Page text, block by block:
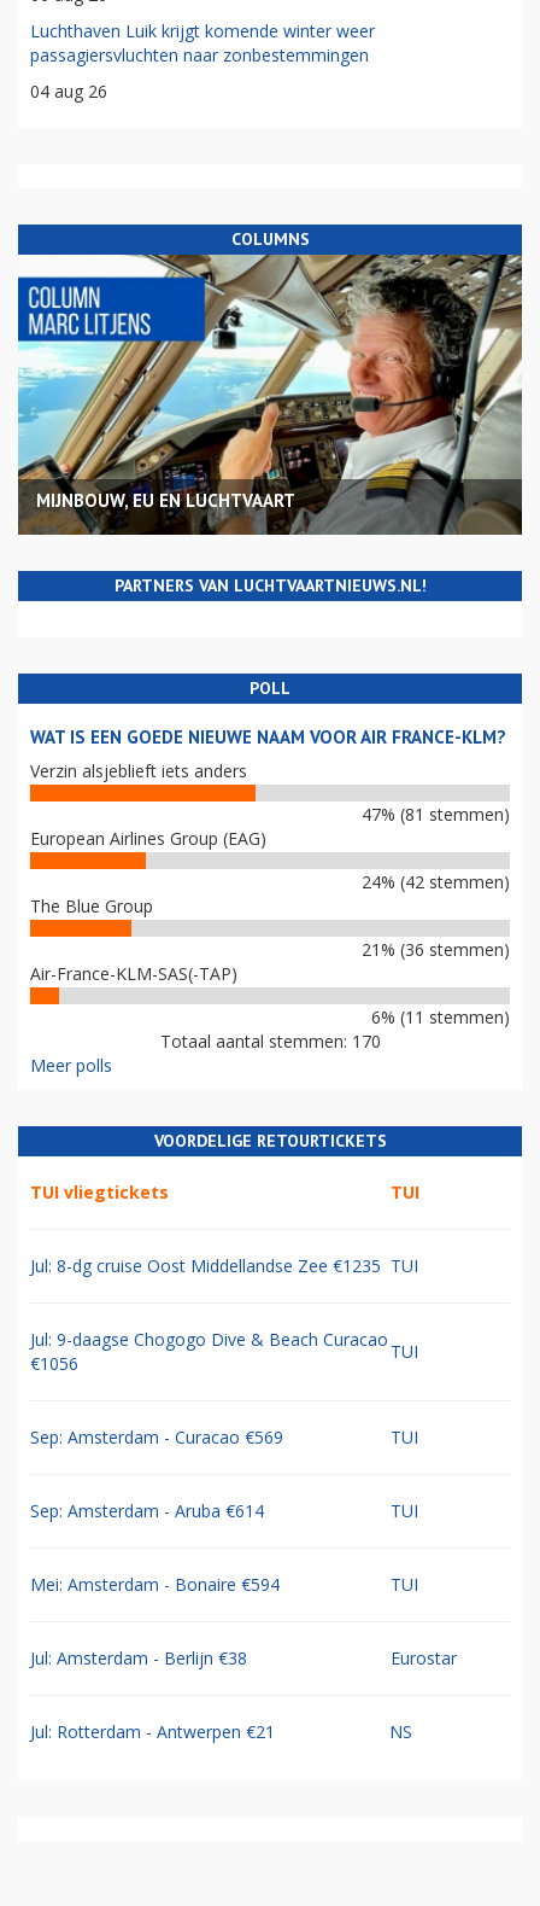
Luchthaven Luik krijgt komende winter weer
passagiersvluchten naar zonbestemmingen
04 aug 26
COLUMNS
MIJNBOUW, EU EN LUCHTVAART
PARTNERS VAN LUCHTVAARTNIEUWS.NL!
POLL
WAT IS EEN GOEDE NIEUWE NAAM VOOR AIR FRANCE-KLM?
Verzin alsjeblieft iets anders
47% (81 stemmen)
European Airlines Group (EAG)
24% (42 stemmen)
The Blue Group
21% (36 stemmen)
Air-France-KLM-SAS(-TAP)
6% (11 stemmen)
Totaal aantal stemmen: 170
Meer polls
VOORDELIGE RETOURTICKETS
TUI vliegtickets TUI
Jul: 8-dg cruise Oost Middellandse Zee €1235 TUI
Jul: 9-daagse Chogogo Dive & Beach Curacao
€1056
TUI
Sep: Amsterdam - Curacao €569 TUI
Sep: Amsterdam - Aruba €614 TUI
Mei: Amsterdam - Bonaire €594 TUI
Jul: Amsterdam - Berlijn €38 Eurostar
Jul: Rotterdam - Antwerpen €21 NS